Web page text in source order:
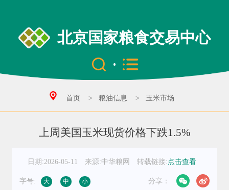
北京国家粮食交易中心
首页 > 粮油信息 > 玉米市场
上周美国玉米现货价格下跌1.5%
日期:2026-05-11 来源:中华粮网 转载链接:点击查看
字号: 大 中 小 分享：